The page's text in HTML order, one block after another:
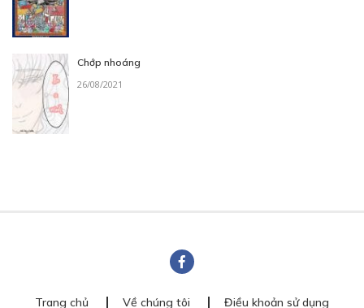
Chớp nhoáng
26/08/2021
Trang chủ Về chúng tôi Điều khoản sử dụng